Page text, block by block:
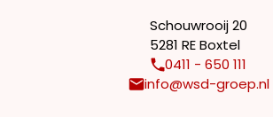
Schouwrooij 20
5281 RE Boxtel
0411 - 650 111
info@wsd-groep.nl